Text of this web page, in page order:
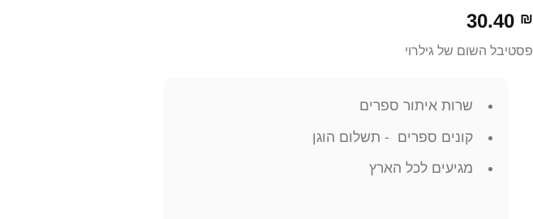
30.40 ₪
פסטיבל השום של גילרוי
שרות איתור ספרים
קונים ספרים - תשלום הוגן
מגיעים לכל הארץ